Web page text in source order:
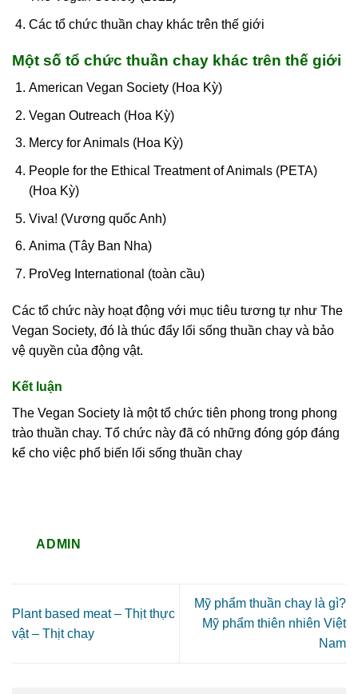
Các tổ chức thuần chay khác trên thế giới
Một số tổ chức thuần chay khác trên thế giới
American Vegan Society (Hoa Kỳ)
Vegan Outreach (Hoa Kỳ)
Mercy for Animals (Hoa Kỳ)
People for the Ethical Treatment of Animals (PETA)
(Hoa Kỳ)
Viva! (Vương quốc Anh)
Anima (Tây Ban Nha)
ProVeg International (toàn cầu)
Các tổ chức này hoạt động với mục tiêu tương tự như The
Vegan Society, đó là thúc đẩy lối sống thuần chay và bảo
vệ quyền của động vật.
Kết luận
The Vegan Society là một tổ chức tiên phong trong phong
trào thuần chay. Tổ chức này đã có những đóng góp đáng
kể cho việc phổ biến lối sống thuần chay
ADMIN
Plant based meat – Thịt thực
vật – Thịt chay
Mỹ phẩm thuần chay là gì?
Mỹ phẩm thiên nhiên Việt
Nam